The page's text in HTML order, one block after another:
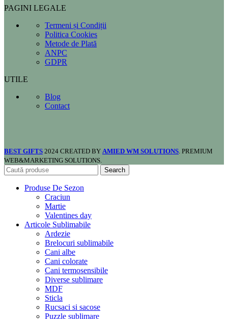
PAGINI LEGALE
Termeni și Condiții
Politica Cookies
Metode de Plată
ANPC
GDPR
UTILE
Blog
Contact
BEST GIFTS 2024 CREATED BY AMIED WM SOLUTIONS. PREMIUM
WEB&MARKETING SOLUTIONS.
Search
Produse De Sezon
Craciun
Martie
Valentines day
Articole Sublimabile
Ardezie
Brelocuri sublimabile
Cani albe
Cani colorate
Cani termosensibile
Diverse sublimare
MDF
Sticla
Rucsaci si sacose
Puzzle sublimare